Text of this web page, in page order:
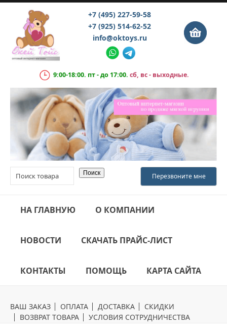
+7 (495) 227-59-58
+7 (925) 514-62-52
info@oktoys.ru
9:00-18:00. пт - до 17:00. сб, вс - выходные.
НА ГЛАВНУЮ О КОМПАНИИ
НОВОСТИ СКАЧАТЬ ПРАЙС-ЛИСТ
КОНТАКТЫ ПОМОЩЬ КАРТА САЙТА
ВАШ ЗАКАЗ ОПЛАТА ДОСТАВКА
СКИДКИ
ВОЗВРАТ ТОВАРА
УСЛОВИЯ СОТРУДНИЧЕСТВА